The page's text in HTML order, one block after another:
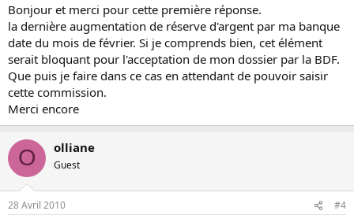
Bonjour et merci pour cette première réponse.
la dernière augmentation de réserve d'argent par ma banque
date du mois de février. Si je comprends bien, cet élément
serait bloquant pour l'acceptation de mon dossier par la BDF.
Que puis je faire dans ce cas en attendant de pouvoir saisir
cette commission.
Merci encore
O olliane
Guest
28 Avril 2010 #4